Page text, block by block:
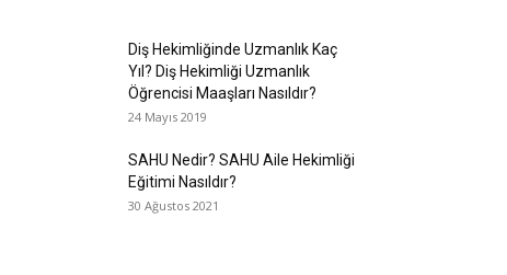
Diş Hekimliğinde Uzmanlık Kaç
Yıl? Diş Hekimliği Uzmanlık
Öğrencisi Maaşları Nasıldır?
24 Mayıs 2019
SAHU Nedir? SAHU Aile Hekimliği
Eğitimi Nasıldır?
30 Ağustos 2021